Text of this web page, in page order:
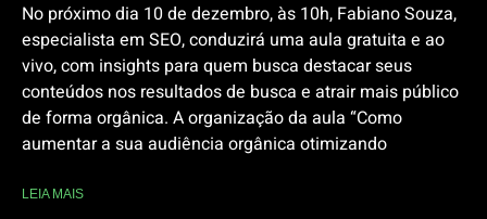
No próximo dia 10 de dezembro, às 10h, Fabiano Souza,
especialista em SEO, conduzirá uma aula gratuita e ao
vivo, com insights para quem busca destacar seus
conteúdos nos resultados de busca e atrair mais público
de forma orgânica. A organização da aula “Como
aumentar a sua audiência orgânica otimizando
LEIA MAIS